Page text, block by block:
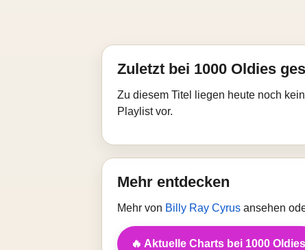
Zuletzt bei 1000 Oldies
Zu diesem Titel liegen heute noch
Playlist vor.
Mehr entdecken
Mehr von Billy Ray Cyrus ansehen
🔥 Aktuelle Charts bei 1000 Oldies